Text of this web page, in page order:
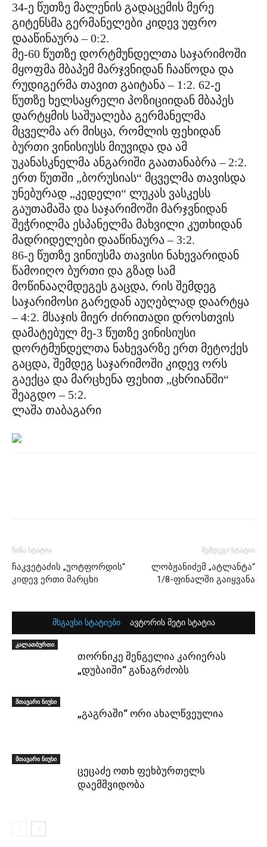
34-ე წუთზე მალენის გადაცემის მერე
გიტენსმა გერმანელები კიდევ უფრო
დააწინაურა – 0:2.
მე-60 წუთზე დორტმუნდელთა საჯარიმოში
მყოფმა მბაპემ მარჯვნიდან ჩააწოდა და
რუდიგერმა თავით გაიტანა – 1:2. 62-ე
წუთზე ხელსაყრელი პოზიციიდან მბაპეს
დარტყმის საშუალება გერმანელმა
მცველმა არ მისცა, რომლის ფეხიდან
ბურთი ვინისიუსს მიუვიდა და ამ
უკანასკნელმა ანგარიში გაათანაბრა – 2:2.
ერთ წუთში „ბორუსიას“ მცველმა თავისდა
უნებურად „კედელი“ ლუკას ვასკესს
გაუთამაშა და საჯარიმოში მარჯვნიდან
შეჭრილმა ესპანელმა მახვილი კუთხიდან
მადრიდელები დააწინაურა – 3:2.
86-ე წუთზე ვინიუსმა თავისი ნახევარიდან
წამოიღო ბურთი და გზად სამ
მოწინააღმდეგეს გაცდა, რის შემდეგ
საჯარიმოსი გარედან აუღებლად დაარტყა
– 4:2. მსაჯის მიერ ძირითადი დროსთვის
დამატებულ მე-3 წუთზე ვინისიუსი
დორტმუნდელთა ნახევარზე ერთ მეტოქეს
გაცდა, შემდეგ საჯარიმოში კიდევ ორს
გაექცა და მარცხენა ფეხით „ცხრიანში“
შეაგდო – 5:2.
ლაშა თაბაგარი
წინა სტატია
ჩაკვეტაძის „უოტფორდის“
კიდევ ერთი მარცხი
შემდეგი სტატია
ლობჟანიძემ „ატლანტა“
1/8-ფინალში გაიყვანა
მსგავსი სტატიები ავტორის მეტი სტატია
კალათბურთი
თორნიკე შენგელია კარიერას
„დუბაიში“ განაგრძობს
მთავარი ნიუსი
„გაგრაში“ ორი ახალწვეულია
მთავარი ნიუსი
ცეცაძე ოთხ ფეხბურთელს
დაემშვიდობა